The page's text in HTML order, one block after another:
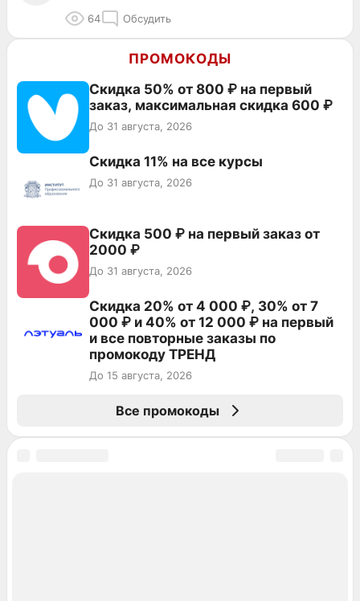
64 Обсудить
ПРОМОКОДЫ
Скидка 50% от 800 ₽ на первый
заказ, максимальная скидка 600 ₽
До 31 августа, 2026
Скидка 11% на все курсы
До 31 августа, 2026
Скидка 500 ₽ на первый заказ от
2000 ₽
До 31 августа, 2026
Скидка 20% от 4 000 ₽, 30% от 7
000 ₽ и 40% от 12 000 ₽ на первый
и все повторные заказы по
промокоду ТРЕНД
До 15 августа, 2026
Все промокоды